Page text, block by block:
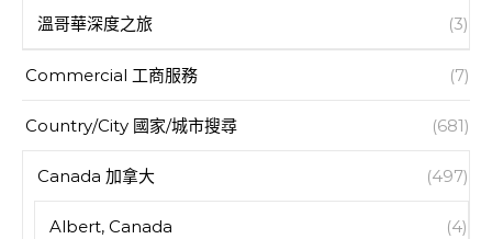
溫哥華深度之旅 (3)
Commercial 工商服務 (7)
Country/City 國家/城市搜尋 (681)
Canada 加拿大 (497)
Albert, Canada (4)